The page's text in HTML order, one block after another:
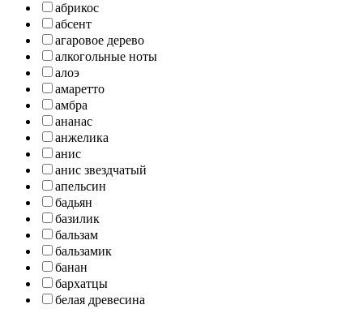
абрикос
абсент
агаровое дерево
алкогольные ноты
алоэ
амаретто
амбра
ананас
анжелика
анис
анис звездчатый
апельсин
бадьян
базилик
бальзам
бальзамик
банан
бархатцы
белая древесина